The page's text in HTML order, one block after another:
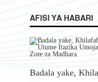
AFISI YA HABARI
Badala yake,